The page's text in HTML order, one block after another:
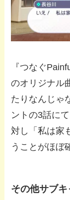
『つなぐ
のオリジナル
たりなんじゃ
ントの3話に
対し「私は家
うことがほぼ
その他サブ